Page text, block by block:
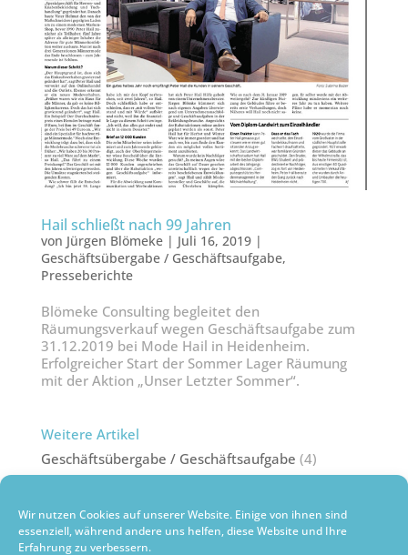
Wir nutzen Cookies auf unserer Website. Einige von ihnen sind
essenziell, während andere uns helfen, diese Website und Ihre
Erfahrung zu verbessern.
Hail schließt nach 99 Jahren
von Jürgen Blömeke| Juli 16, 2019|
Geschäftsübergabe / Geschäftsaufgabe,
Presseberichte
Blömeke Consulting begleitet den
Räumungsverkauf wegen Geschäftsaufgabe zum
31.12.2019 bei Mode Hail in Heidenheim.
Erfolgreicher Start der Sommer Lager Räumung
mit der Aktion „Unser Letzter Sommer“.
Weitere Artikel
Geschäftsübergabe / Geschäftsaufgabe (4)
Presseberichte (5)
Sonderverkäufe, Räumungsverkäufe wegen
Geschäftsaufgabe oder Umbau